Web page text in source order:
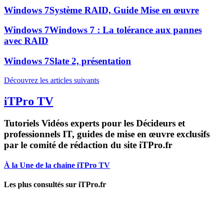
Windows 7Système RAID, Guide Mise en œuvre
Windows 7Windows 7 : La tolérance aux pannes
avec RAID
Windows 7Slate 2, présentation
Découvrez les articles suivants
iTPro TV
Tutoriels Vidéos experts pour les Décideurs et
professionnels IT, guides de mise en œuvre exclusifs
par le comité de rédaction du site iTPro.fr
À la Une de la chaine iTPro TV
Les plus consultés sur iTPro.fr